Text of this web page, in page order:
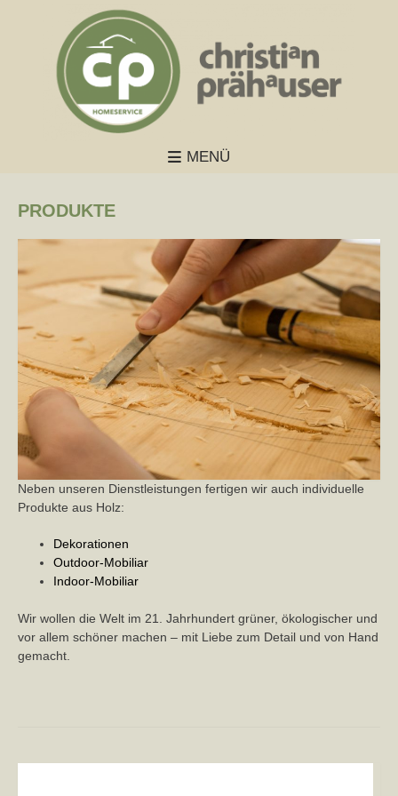
MENÜ
PRODUKTE
Neben unseren Dienstleistungen fertigen wir auch individuelle
Produkte aus Holz:
Dekorationen
Outdoor-Mobiliar
Indoor-Mobiliar
Wir wollen die Welt im 21. Jahrhundert grüner, ökologischer und
vor allem schöner machen – mit Liebe zum Detail und von Hand
gemacht.